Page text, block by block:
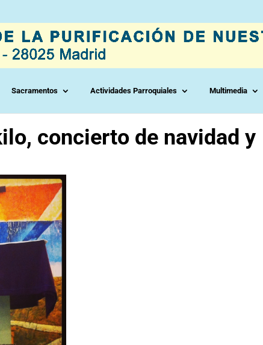
Sacramentos Actividades Parroquiales Multimedia
concierto de navidad y